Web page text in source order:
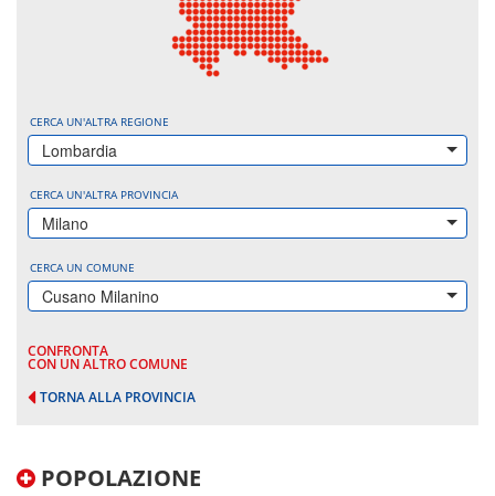
CERCA UN'ALTRA REGIONE
Lombardia
CERCA UN'ALTRA PROVINCIA
Milano
CERCA UN COMUNE
Cusano Milanino
CONFRONTA
CON UN ALTRO COMUNE
TORNA ALLA PROVINCIA
POPOLAZIONE